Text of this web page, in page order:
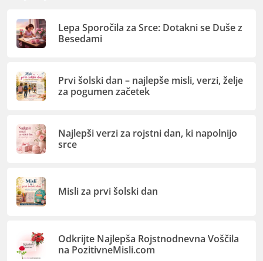
Lepa Sporočila za Srce: Dotakni se Duše z
Besedami
Prvi šolski dan – najlepše misli, verzi, želje
za pogumen začetek
Najlepši verzi za rojstni dan, ki napolnijo
srce
Misli za prvi šolski dan
Odkrijte Najlepša Rojstnodnevna Voščila
na PozitivneMisli.com